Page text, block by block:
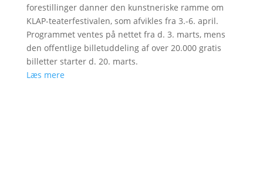
forestillinger danner den kunstneriske ramme om
KLAP-teaterfestivalen, som afvikles fra 3.-6. april.
Programmet ventes på nettet fra d. 3. marts, mens
den offentlige billetuddeling af over 20.000 gratis
billetter starter d. 20. marts.
Læs mere